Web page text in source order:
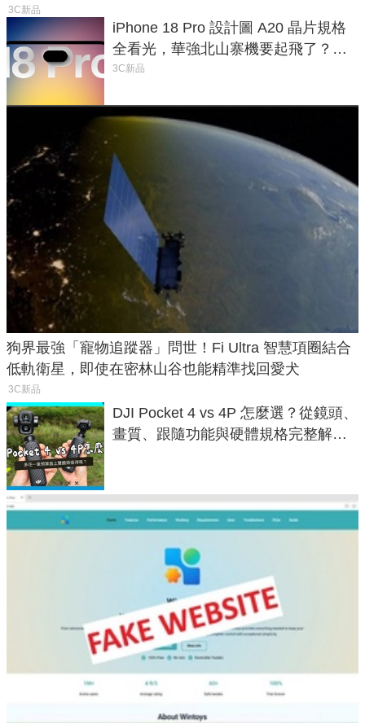
3C新品
iPhone 18 Pro 設計圖 A20 晶片規格
全看光，華強北山寨機要起飛了？專
家曝山寨機無法復刻兩大關鍵
3C新品
狗界最強「寵物追蹤器」問世！Fi Ultra 智慧項圈結合
低軌衛星，即使在密林山谷也能精準找回愛犬
3C新品
DJI Pocket 4 vs 4P 怎麼選？從鏡頭、
畫質、跟隨功能與硬體規格完整解